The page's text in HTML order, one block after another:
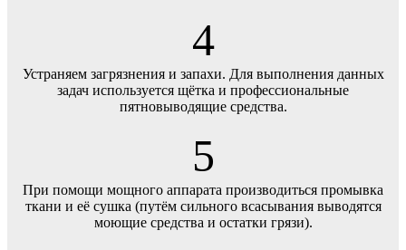
4
Устраняем загрязнения и запахи. Для выполнения данных
задач используется щётка и профессиональные
пятновыводящие средства.
5
При помощи мощного аппарата производиться промывка
ткани и её сушка (путём сильного всасывания выводятся
моющие средства и остатки грязи).